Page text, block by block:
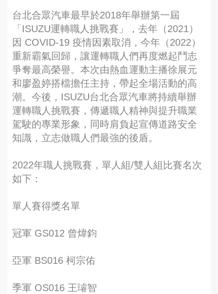
台北合眾汽車最早於2018年舉辦第一屆
「ISUZU運轉職人挑戰賽」，去年（2021）
因 COVID-19 疫情因素取消，今年（2022）
重新霸氣回歸，讓運轉職人們再度燃起鬥志
爭奪最高榮譽。本次由熱血運動主播徐展元
和廖盈婷搭檔擔任主持，帶起全場活動的高
潮。今後，ISUZU台北合眾汽車將持續舉辦
運轉職人挑戰賽，傳遞職人精神與提升職業
駕駛的專業形象，同時肩負起宣傳道路安全
知識，立志做職人們最強的後盾。
2022年職人挑戰賽，單人組/雙人組比賽名次
如下：
單人賽得獎名單
冠軍 GS012 曾煒鈞
亞軍 BS016 柯宗佑
季軍 OS016 王璿智